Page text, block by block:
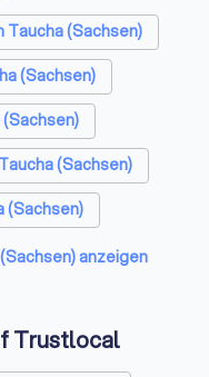
(Sachsen)
(Sachsen)
(Sachsen)
(Sachsen)
(Sachsen)
(Sachsen)
anzeigen
Trustlocal